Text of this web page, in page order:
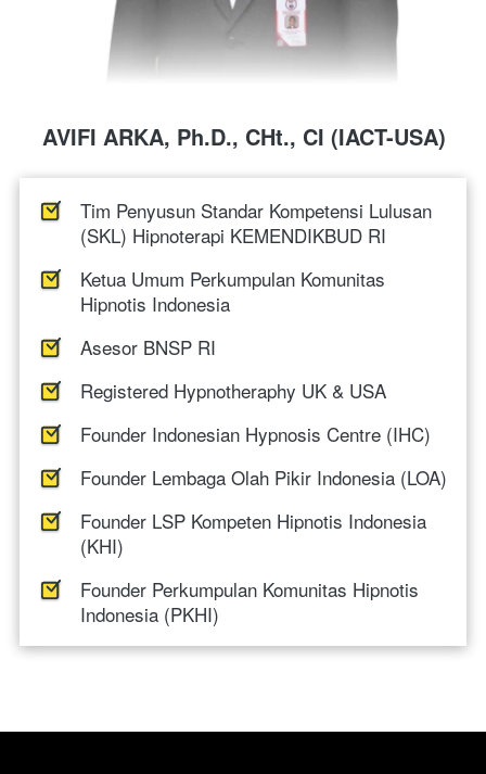
AVIFI ARKA, Ph.D., CHt., CI (IACT-USA)
Tim Penyusun Standar Kompetensi Lulusan
(SKL) Hipnoterapi KEMENDIKBUD RI
Ketua Umum Perkumpulan Komunitas
Hipnotis Indonesia
Asesor BNSP RI
Registered Hypnotheraphy UK & USA
Founder Indonesian Hypnosis Centre (IHC)
Founder Lembaga Olah Pikir Indonesia (LOA)
Founder LSP Kompeten Hipnotis Indonesia
(KHI)
Founder Perkumpulan Komunitas Hipnotis
Indonesia (PKHI)